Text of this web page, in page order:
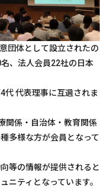
団体として設立されたの
、法人会員22社の日本
代 代表理事に互選されま
関係・自治体・教育関係
多様な方が会員となって
等の情報が提供されると
ニティとなっています。